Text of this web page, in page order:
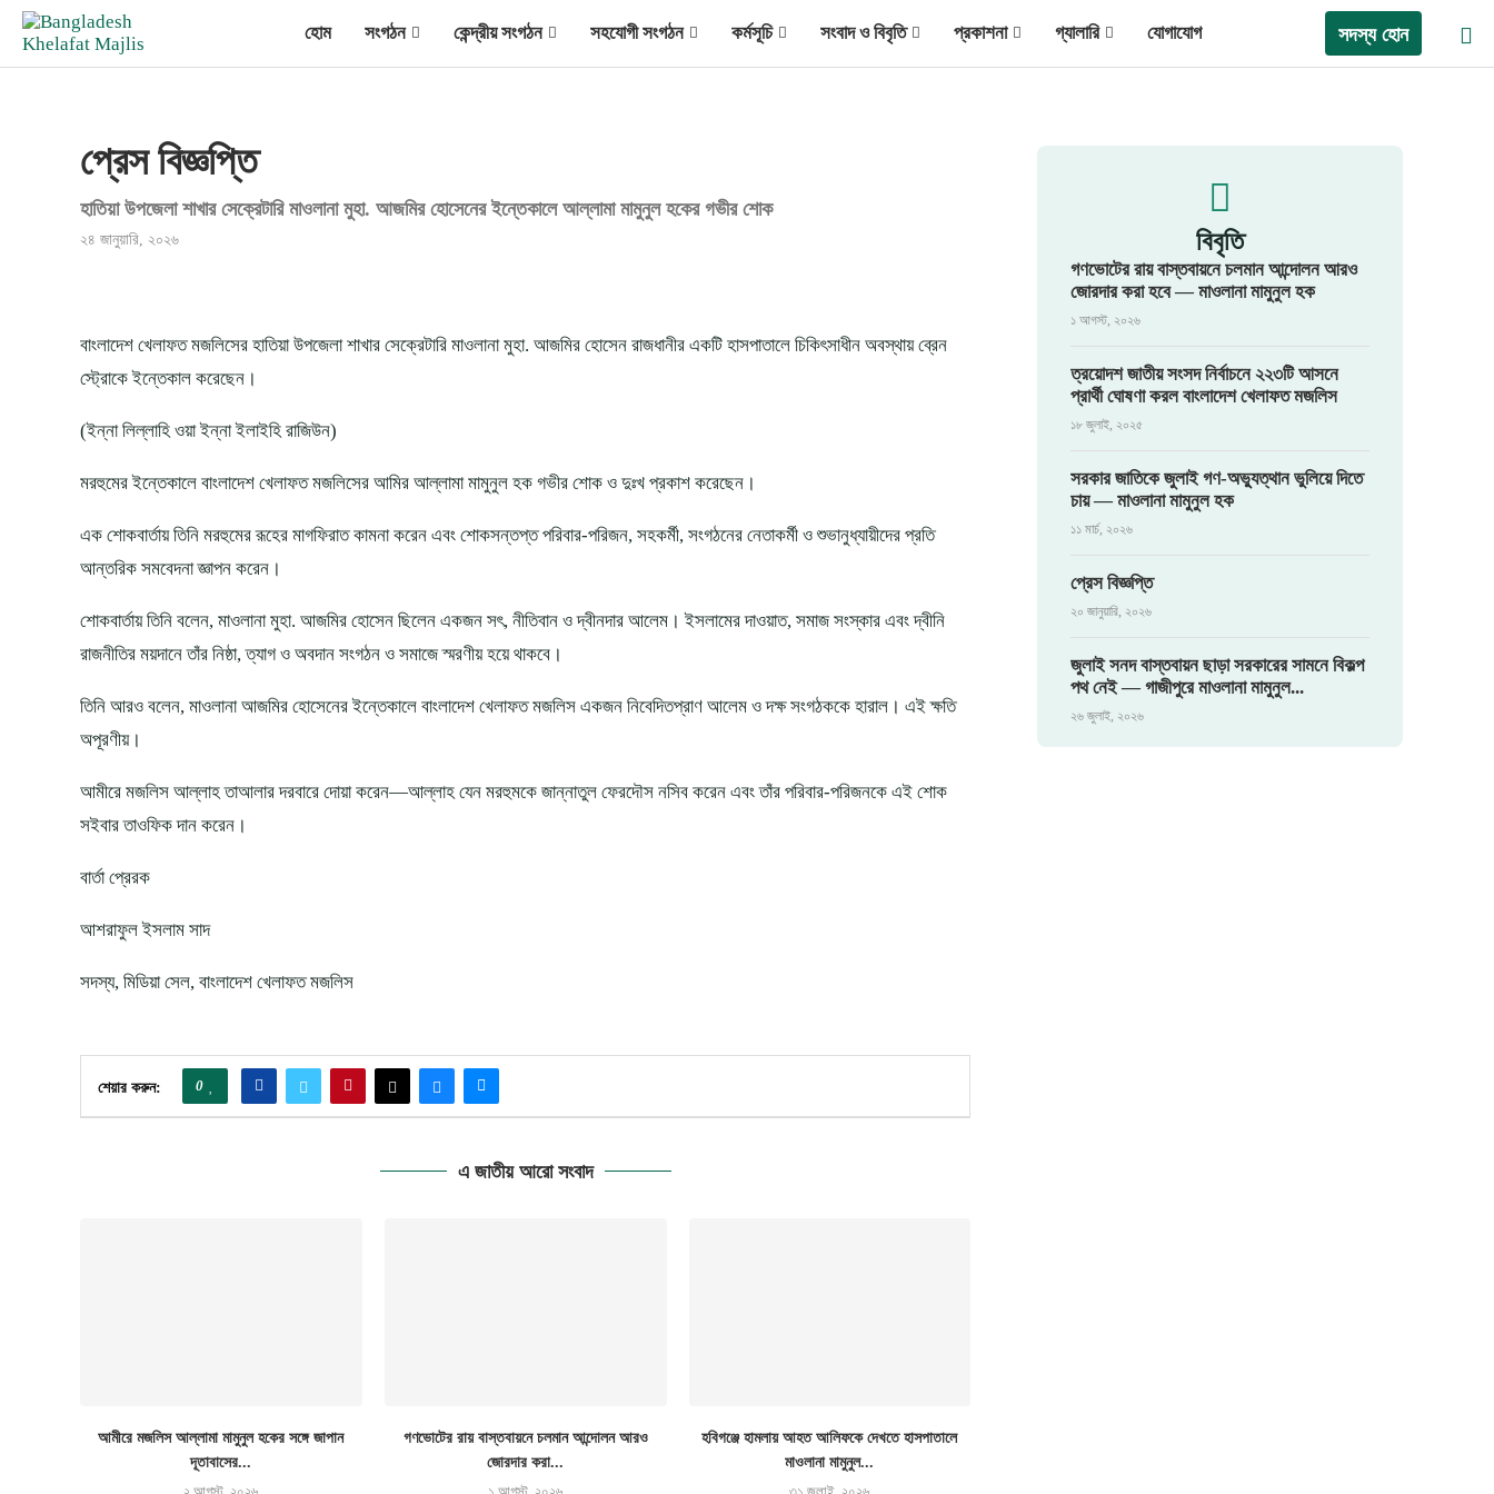
হোম সংগঠন কেন্দ্রীয় সংগঠন সহযোগী সংগঠন কর্মসূচি সংবাদ ও বিবৃতি প্রকাশনা গ্যালারি যোগাযোগ সদস্য হোন
প্রেস বিজ্ঞপ্তি
হাতিয়া উপজেলা শাখার সেক্রেটারি মাওলানা মুহা. আজমির হোসেনের ইন্তেকালে আল্লামা মামুনুল হকের গভীর শোক
২৪ জানুয়ারি, ২০২৬
বাংলাদেশ খেলাফত মজলিসের হাতিয়া উপজেলা শাখার সেক্রেটারি মাওলানা মুহা. আজমির হোসেন রাজধানীর একটি হাসপাতালে চিকিৎসাধীন অবস্থায় ব্রেন
স্ট্রোকে ইন্তেকাল করেছেন।
(ইন্না লিল্লাহি ওয়া ইন্না ইলাইহি রাজিউন)
মরহুমের ইন্তেকালে বাংলাদেশ খেলাফত মজলিসের আমির আল্লামা মামুনুল হক গভীর শোক ও দুঃখ প্রকাশ করেছেন।
এক শোকবার্তায় তিনি মরহুমের রূহের মাগফিরাত কামনা করেন এবং শোকসন্তপ্ত পরিবার-পরিজন, সহকর্মী, সংগঠনের নেতাকর্মী ও শুভানুধ্যায়ীদের প্রতি
আন্তরিক সমবেদনা জ্ঞাপন করেন।
শোকবার্তায় তিনি বলেন, মাওলানা মুহা. আজমির হোসেন ছিলেন একজন সৎ, নীতিবান ও দ্বীনদার আলেম। ইসলামের দাওয়াত, সমাজ সংস্কার এবং দ্বীনি
রাজনীতির ময়দানে তাঁর নিষ্ঠা, ত্যাগ ও অবদান সংগঠন ও সমাজে স্মরণীয় হয়ে থাকবে।
তিনি আরও বলেন, মাওলানা আজমির হোসেনের ইন্তেকালে বাংলাদেশ খেলাফত মজলিস একজন নিবেদিতপ্রাণ আলেম ও দক্ষ সংগঠককে হারাল। এই ক্ষতি
অপূরণীয়।
আমীরে মজলিস আল্লাহ তাআলার দরবারে দোয়া করেন—আল্লাহ যেন মরহুমকে জান্নাতুল ফেরদৌস নসিব করেন এবং তাঁর পরিবার-পরিজনকে এই শোক
সইবার তাওফিক দান করেন।
বার্তা প্রেরক
আশরাফুল ইসলাম সাদ
সদস্য, মিডিয়া সেল, বাংলাদেশ খেলাফত মজলিস
শেয়ার করুন: 0
এ জাতীয় আরো সংবাদ
আমীরে মজলিস আল্লামা মামুনুল হকের সঙ্গে জাপান
দূতাবাসের...
গণভোটের রায় বাস্তবায়নে চলমান আন্দোলন আরও
জোরদার করা...
হবিগঞ্জে হামলায় আহত আলিফকে দেখতে হাসপাতালে
মাওলানা মামুনুল...
বিবৃতি
গণভোটের রায় বাস্তবায়নে চলমান আন্দোলন আরও
জোরদার করা হবে — মাওলানা মামুনুল হক
১ আগস্ট, ২০২৬
ত্রয়োদশ জাতীয় সংসদ নির্বাচনে ২২৩টি আসনে
প্রার্থী ঘোষণা করল বাংলাদেশ খেলাফত মজলিস
১৮ জুলাই, ২০২৫
সরকার জাতিকে জুলাই গণ-অভ্যুত্থান ভুলিয়ে দিতে
চায় — মাওলানা মামুনুল হক
১১ মার্চ, ২০২৬
প্রেস বিজ্ঞপ্তি
২০ জানুয়ারি, ২০২৬
জুলাই সনদ বাস্তবায়ন ছাড়া সরকারের সামনে বিকল্প
পথ নেই — গাজীপুরে মাওলানা মামুনুল...
২৬ জুলাই, ২০২৬